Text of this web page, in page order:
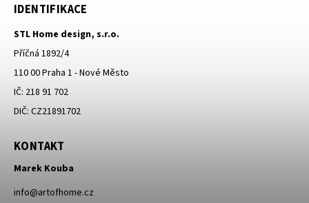
IDENTIFIKACE
STL Home design, s.r.o.
Příčná 1892/4
110 00 Praha 1 - Nové Město
IČ: 218 91 702
DIČ: CZ21891702
KONTAKT
Marek Kouba
info@artofhome.cz